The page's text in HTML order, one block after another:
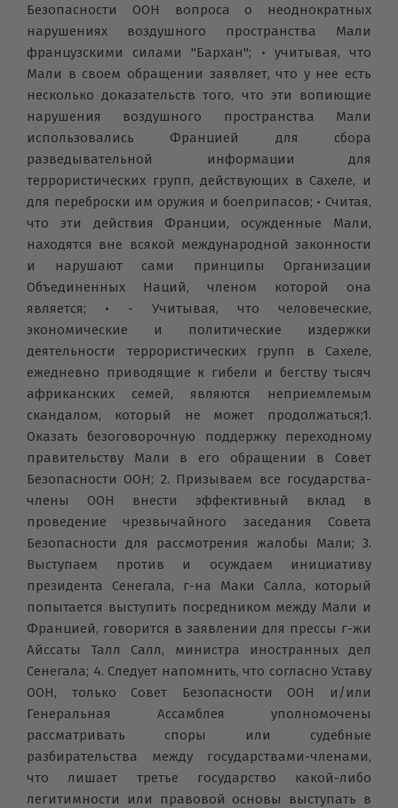
Безопасности ООН вопроса о неоднократных
нарушениях воздушного пространства Мали
французскими силами "Бархан"; • учитывая, что
Мали в своем обращении заявляет, что у нее есть
несколько доказательств того, что эти вопиющие
нарушения воздушного пространства Мали
использовались Францией для сбора
разведывательной информации для
террористических групп, действующих в Сахеле, и
для переброски им оружия и боеприпасов; • Считая,
что эти действия Франции, осужденные Мали,
находятся вне всякой международной законности
и нарушают сами принципы Организации
Объединенных Наций, членом которой она
является; • - Учитывая, что человеческие,
экономические и политические издержки
деятельности террористических групп в Сахеле,
ежедневно приводящие к гибели и бегству тысяч
африканских семей, являются неприемлемым
скандалом, который не может продолжаться;1.
Оказать безоговорочную поддержку переходному
правительству Мали в его обращении в Совет
Безопасности ООН; 2. Призываем все государства-
члены ООН внести эффективный вклад в
проведение чрезвычайного заседания Совета
Безопасности для рассмотрения жалобы Мали; 3.
Выступаем против и осуждаем инициативу
президента Сенегала, г-на Маки Салла, который
попытается выступить посредником между Мали и
Францией, говорится в заявлении для прессы г-жи
Айссаты Талл Салл, министра иностранных дел
Сенегала; 4. Следует напомнить, что согласно Уставу
ООН, только Совет Безопасности ООН и/или
Генеральная Ассамблея уполномочены
рассматривать споры или судебные
разбирательства между государствами-членами,
что лишает третье государство какой-либо
легитимности или правовой основы выступать в